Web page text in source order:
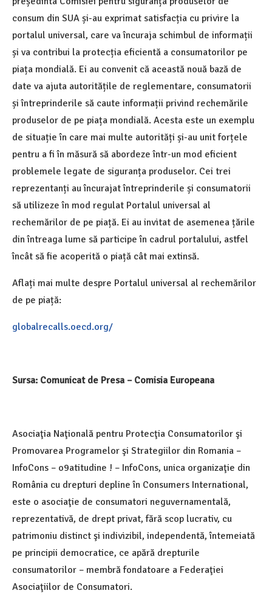
consum din SUA și-au exprimat satisfacția cu privire la
portalul universal, care va încuraja schimbul de informații
și va contribui la protecția eficientă a consumatorilor pe
piața mondială. Ei au convenit că această nouă bază de
date va ajuta autoritățile de reglementare, consumatorii
și întreprinderile să caute informații privind rechemările
produselor de pe piața mondială. Acesta este un exemplu
de situație în care mai multe autorități și-au unit forțele
pentru a fi în măsură să abordeze într-un mod eficient
problemele legate de siguranța produselor. Cei trei
reprezentanți au încurajat întreprinderile și consumatorii
să utilizeze în mod regulat Portalul universal al
rechemărilor de pe piață. Ei au invitat de asemenea țările
din întreaga lume să participe în cadrul portalului, astfel
încât să fie acoperită o piață cât mai extinsă.
Aflați mai multe despre Portalul universal al rechemărilor
de pe piață:
globalrecalls.oecd.org/
Sursa: Comunicat de Presa – Comisia Europeana
Asociaţia Naţională pentru Protecţia Consumatorilor şi
Promovarea Programelor şi Strategiilor din Romania –
InfoCons – o9atitudine ! – InfoCons, unica organizaţie din
România cu drepturi depline în Consumers International,
este o asociaţie de consumatori neguvernamentală,
reprezentativă, de drept privat, fără scop lucrativ, cu
patrimoniu distinct şi indivizibil, independentă, întemeiată
pe principii democratice, ce apără drepturile
consumatorilor – membră fondatoare a Federaţiei
Asociaţiilor de Consumatori.